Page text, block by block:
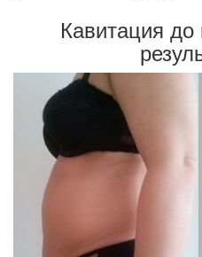
Кавитация